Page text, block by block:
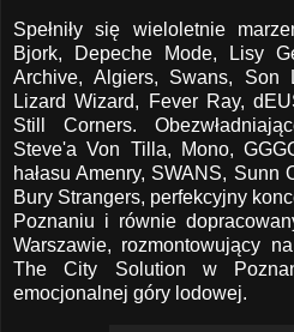
Spełniły się wieloletnie
Bjork, Depeche Mode, Lisy
Archive, Algiers, Swans,
Lizard Wizard, Fever Ray,
Still Corners.
Steve'a Von Tilla, Mono,
hałasu Amenry, SWANS, Sunn
Bury Strangers, perfekcyjny
Poznaniu i równie
Warszawie, rozmontowujący
The City Solution w
emocjonalnej góry lodowej.